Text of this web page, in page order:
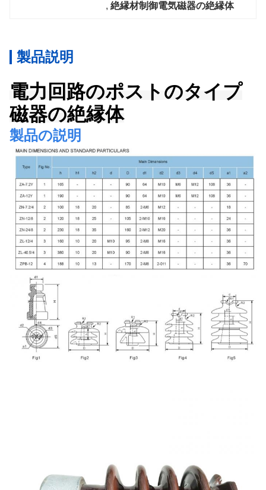
, 絶縁材制御電気磁器の絶縁体
製品説明
電力回路のポストのタイプ
磁器の絶縁体
製品の説明